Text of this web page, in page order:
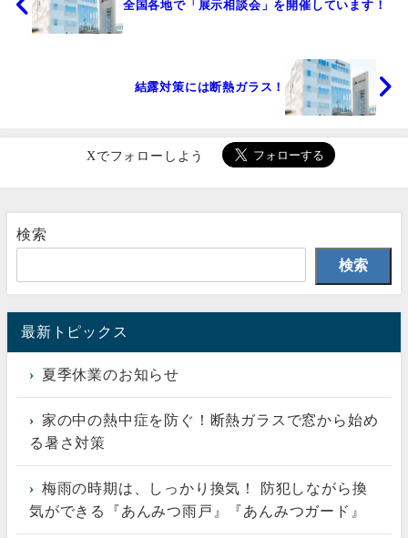
全国各地で「展示相談会」を開催しています！
結露対策には断熱ガラス！
Xでフォローしよう
検索
検索
最新トピックス
夏季休業のお知らせ
家の中の熱中症を防ぐ！断熱ガラスで窓から始め
る暑さ対策
梅雨の時期は、しっかり換気！ 防犯しながら換
気ができる『あんみつ雨戸』『あんみつガード』